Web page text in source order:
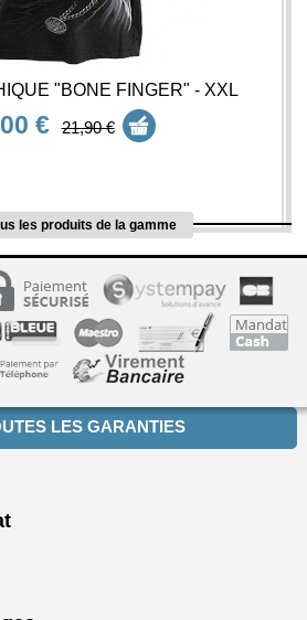
"BONE FINGER" - XXL
€ 21,90 €
les produits de la gamme
LES GARANTIES